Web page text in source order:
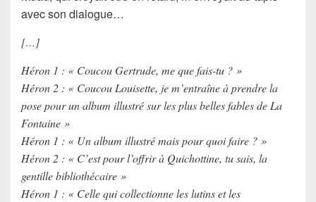
avec son dialogue…
[…]
Héron 1 : « Coucou Gertrude, me que fais-tu ? »
Héron 2 : « Coucou Louisette, je m’entraîne à prendre la
pose pour un album illustré sur les plus belles fables de La
Fontaine »
Héron 1 : « Un album illustré mais pour quoi faire ? »
Héron 2 : « C’est pour l’offrir à Quichottine, tu sais, la
gentille bibliothécaire »
Héron 1 : « Celle qui collectionne les lutins et les